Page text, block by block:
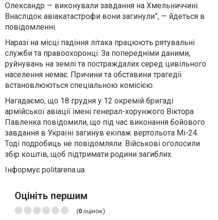
Олександр — виконували завдання на Хмельниччині.
Внаслідок авіакатастрофи вони загинули”, — йдеться в
повідомленні.
Наразі на місці падіння літака працюють рятувальні
служби та правоохоронці. За попередніми даними,
руйнувань на землі та постраждалих серед цивільного
населення немає. Причини та обставини трагедії
встановлюються спеціальною комісією.
Нагадаємо, що 18 грудня у 12 окремій бригаді
армійської авіації імені генерал-хорунжого Віктора
Павленка повідомили, що під час виконання бойового
завдання в Україні загинув екіпаж вертольота Мі-24.
Тоді подробиць не повідомляли. Військові оголосили
збір коштів, щоб підтримати родини загиблих.
Інформує politarena.ua
Оцініть першим
(0 оцінок)